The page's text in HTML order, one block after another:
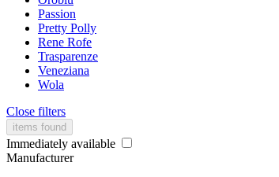
Passion
Pretty Polly
Rene Rofe
Trasparenze
Veneziana
Wola
Close filters
items found
Immediately available
Manufacturer